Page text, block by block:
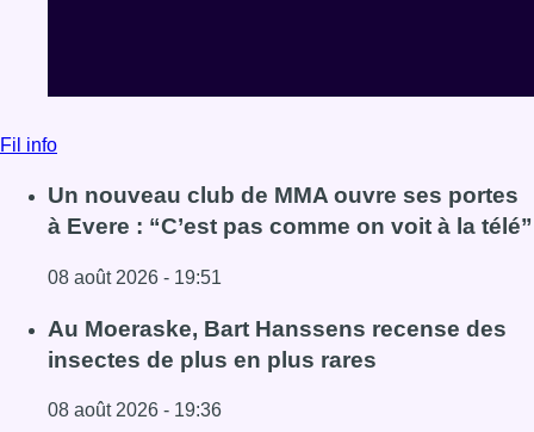
Fil info
Un nouveau club de MMA ouvre ses portes
à Evere : “C’est pas comme on voit à la télé”
08 août 2026 - 19:51
Lire l'article Un nouveau club de MMA ouvre ses portes à
Au Moeraske, Bart Hanssens recense des
insectes de plus en plus rares
08 août 2026 - 19:36